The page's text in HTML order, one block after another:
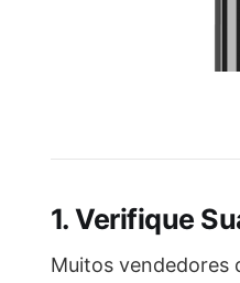
1. Verifique
Muitos vendedores